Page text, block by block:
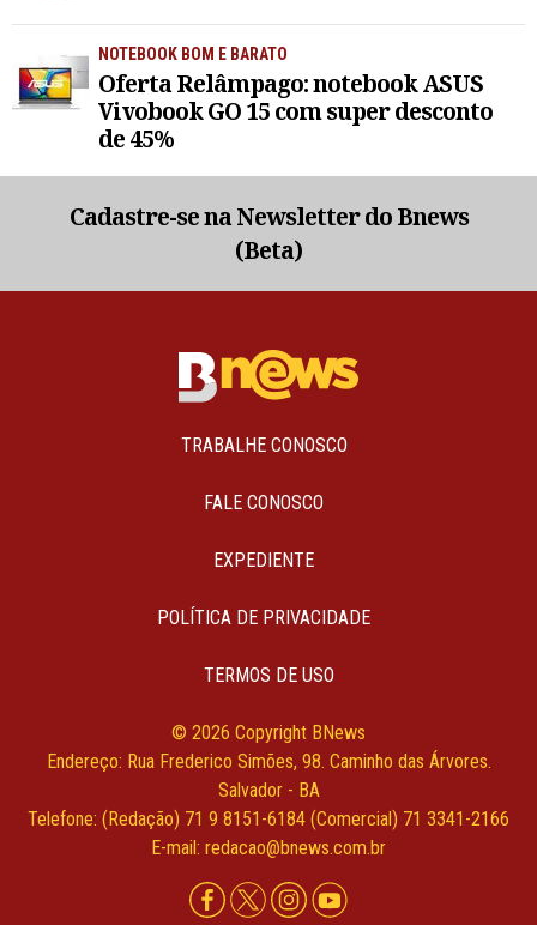
NOTEBOOK BOM E BARATO
Oferta Relâmpago: notebook ASUS
Vivobook GO 15 com super desconto
de 45%
Cadastre-se na Newsletter do Bnews
(Beta)
TRABALHE CONOSCO
FALE CONOSCO
EXPEDIENTE
POLÍTICA DE PRIVACIDADE
TERMOS DE USO
© 2026 Copyright BNews
Endereço: Rua Frederico Simões, 98. Caminho das Árvores.
Salvador - BA
Telefone: (Redação) 71 9 8151-6184 (Comercial) 71 3341-2166
E-mail: redacao@bnews.com.br